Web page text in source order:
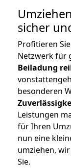
sicher
Profitieren
Netzwerk für
Beiladung
besonderen
Leistungen
für Ihren
nun eine
umziehen,
Sie.